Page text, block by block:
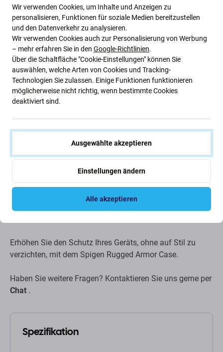
Haltbarkeit trifft auf elegantes Design
für Ihr Gerät
Hauptmerkmale:
Schutz auf Militärniveau:Entwickelt mit
Luftpolstertechnologie für ultimative
Stoßdämpfung.
Geräts bei und bietet gleichzeitig robusten Schutz
vor Stürzen und Stößen.
Carbonfaser-Design:Verleiht Ihrem Gerät einen
Hauch von Stil und Griffigkeit und verbessert sowohl
die Ästhetik als auch die Handhabung.
Zugriff auf Anschlüsse und Tasten, ohne den Schutz
Erhöhen Sie den Schutz Ihres Geräts, ohne auf Stil zu
verzichten, mit dem Spigen Rugged Armor Case.
Haben Sie weitere Fragen? Kontaktieren Sie uns gerne per
Chat .
Spezifikation
Wir verwenden Cookies, um Inhalte und Anzeigen zu
personalisieren, Funktionen für soziale Medien bereitzustellen
und den Datenverkehr zu analysieren.
Wir verwenden Cookies auch zur Personalisierung von Werbung
– mehr erfahren Sie in den Google-Richtlinien.
Über die Schaltfläche "Cookie-Einstellungen" können Sie
auswählen, welche Arten von Cookies und Tracking-
Technologien Sie zulassen. Einige Funktionen funktionieren
möglicherweise nicht richtig, wenn bestimmte Cookies
deaktiviert sind.
Ausgewählte akzeptieren
Einstellungen ändern
Alle akzeptieren